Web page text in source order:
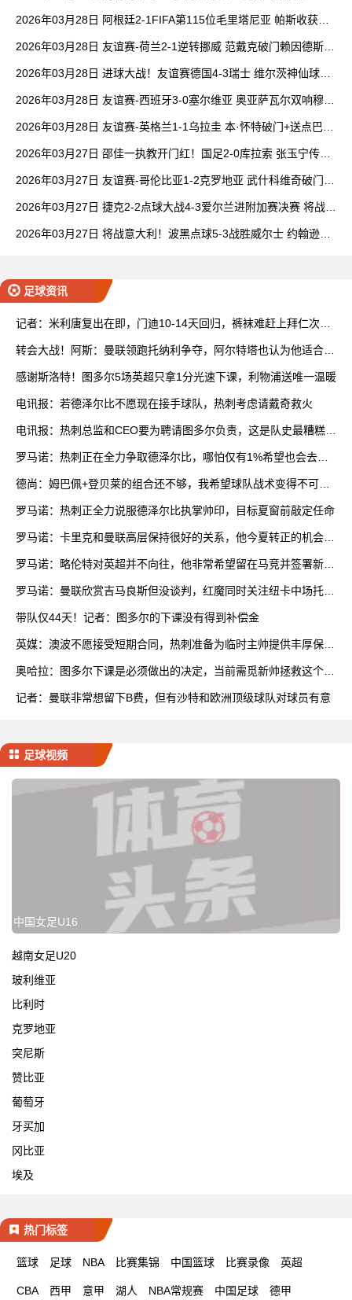
2026年03月28日 阿根廷2-1FIFA第115位毛里塔尼亚 帕斯收获国
2026年03月28日 友谊赛-荷兰2-1逆转挪威 范戴克破门赖因德斯建
2026年03月28日 进球大战！友谊赛德国4-3瑞士 维尔茨神仙球+2
2026年03月28日 友谊赛-西班牙3-0塞尔维亚 奥亚萨瓦尔双响穆尼
2026年03月28日 友谊赛-英格兰1-1乌拉圭 本·怀特破门+送点巴尔
2026年03月27日 邵佳一执教开门红！国足2-0库拉索 张玉宁传射
2026年03月27日 友谊赛-哥伦比亚1-2克罗地亚 武什科维奇破门马
2026年03月27日 捷克2-2点球大战4-3爱尔兰进附加赛决赛 将战丹
2026年03月27日 将战意大利！波黑点球5-3战胜威尔士 约翰逊、
足球资讯
记者：米利唐复出在即，门迪10-14天回归，裤袜难赶上拜仁次回
转会大战！阿斯：曼联领跑托纳利争夺，阿尔特塔也认为他适合枪
感谢斯洛特！图多尔5场英超只拿1分光速下课，利物浦送唯一温暖
电讯报：若德泽尔比不愿现在接手球队，热刺考虑请戴奇救火
电讯报：热刺总监和CEO要为聘请图多尔负责，这是队史最糟糕决
罗马诺：热刺正在全力争取德泽尔比，哪怕仅有1%希望也会去尝
德尚：姆巴佩+登贝莱的组合还不够，我希望球队战术变得不可预
罗马诺：热刺正全力说服德泽尔比执掌帅印，目标夏窗前敲定任命
罗马诺：卡里克和曼联高层保持很好的关系，他今夏转正的机会很
罗马诺：略伦特对英超并不向往，他非常希望留在马竞并签署新合
罗马诺：曼联欣赏吉马良斯但没谈判，红魔同时关注纽卡中场托纳
带队仅44天！记者：图多尔的下课没有得到补偿金
英媒：澳波不愿接受短期合同，热刺准备为临时主帅提供丰厚保级
奥哈拉：图多尔下课是必须做出的决定，当前需觅新帅拯救这个赛
记者：曼联非常想留下B费，但有沙特和欧洲顶级球队对球员有意
足球视频
中国女足U16
越南女足U20
玻利维亚
比利时
克罗地亚
突尼斯
赞比亚
葡萄牙
牙买加
冈比亚
埃及
热门标签
篮球 足球 NBA 比赛集锦 中国篮球 比赛录像 英超
CBA 西甲 意甲 湖人 NBA常规赛 中国足球 德甲